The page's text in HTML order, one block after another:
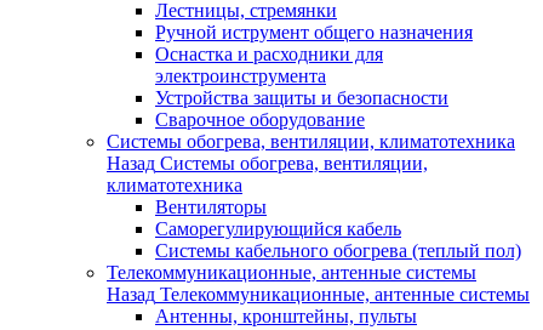
Лестницы, стремянки
Ручной иструмент общего назначения
Оснастка и расходники для
электроинструмента
Устройства защиты и безопасности
Сварочное оборудование
Системы обогрева, вентиляции, климатотехника
Назад Системы обогрева, вентиляции,
климатотехника
Вентиляторы
Саморегулирующийся кабель
Системы кабельного обогрева (теплый пол)
Телекоммуникационные, антенные системы
Назад Телекоммуникационные, антенные системы
Антенны, кронштейны, пульты